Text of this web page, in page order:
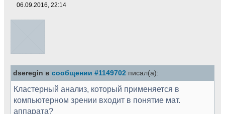
06.09.2016, 22:14
dseregin в сообщении #1149702 писал(а):
Кластерный анализ, который применяется в
компьютерном зрении входит в понятие мат.
аппарата?